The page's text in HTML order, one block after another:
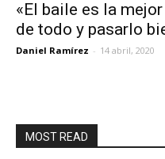
«El baile es la
de todo y pasarlo
Daniel Ramírez - 14 abril, 2020
MOST READ